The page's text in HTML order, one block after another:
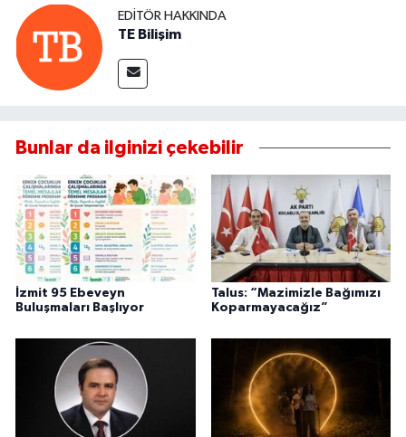
EDITÖR HAKKINDA
TE Bilişim
Bunlar da ilginizi çekebilir
İzmit 95 Ebeveyn
Buluşmaları Başlıyor
Talus: “Mazimizle Bağımızı
Koparmayacağız”